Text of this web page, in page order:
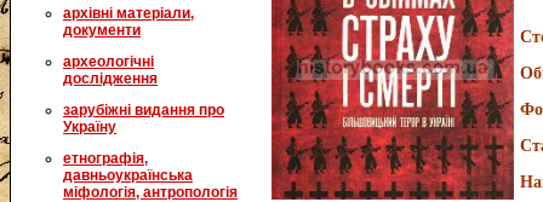
архівні матеріали,
документи
археологічні
дослідження
зарубіжні видання про
Україну
етнографія,
давньоукраїнська
міфологія, антропологія